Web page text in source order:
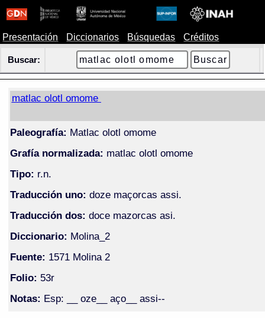
Presentación Diccionarios Búsquedas Créditos
Buscar:
matlac olotl omome
Paleografía: Matlac olotl omome
Grafía normalizada: matlac olotl omome
Tipo: r.n.
Traducción uno: doze maçorcas assi.
Traducción dos: doce mazorcas asi.
Diccionario: Molina_2
Fuente: 1571 Molina 2
Folio: 53r
Notas: Esp: __ oze__ aço__ assi--